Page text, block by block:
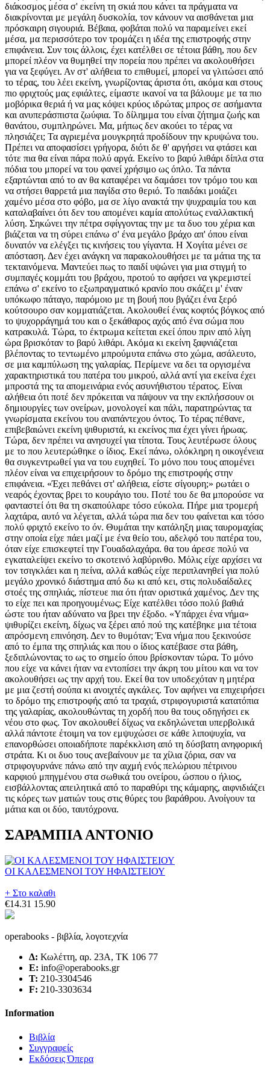
ΣΑΡΑΜΠΙΑ ΑΝΤΟΝΙΟ
ΟΙ ΚΑΛΕΣΜΕΝΟΙ ΤΟΥ ΗΦΑΙΣΤΕΙΟΥ
+ Στο καλαθι
€14.31 15.90
operabooks - βιβλία, λογοτεχνία
Δ: Κωλέττη, αρ. 23Α, ΤΚ 106 77
E: info@operabooks.gr
Τ: 210-3304546
F: 210-3303634
Information
Βιβλία
Συγγραφείς
Εκδόσεις Όπερα